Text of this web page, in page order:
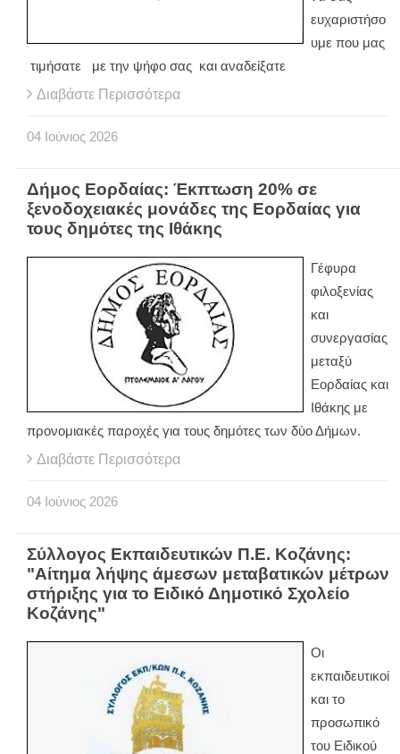
ευχαριστήσο
υμε που μας
τιμήσατε με την ψήφο σας και αναδείξατε
Διαβάστε Περισσότερα
04 Ιούνιος 2026
Δήμος Εορδαίας: Έκπτωση 20% σε
ξενοδοχειακές μονάδες της Εορδαίας για
τους δημότες της Ιθάκης
Γέφυρα
φιλοξενίας
και
συνεργασίας
μεταξύ
Εορδαίας και
Ιθάκης με
προνομιακές παροχές για τους δημότες των δύο Δήμων.
Διαβάστε Περισσότερα
04 Ιούνιος 2026
Σύλλογος Εκπαιδευτικών Π.Ε. Κοζάνης:
"Αίτημα λήψης άμεσων μεταβατικών μέτρων
στήριξης για το Ειδικό Δημοτικό Σχολείο
Κοζάνης"
Οι
εκπαιδευτικοί
και το
προσωπικό
του Ειδικού